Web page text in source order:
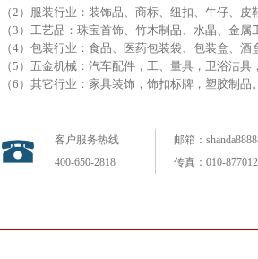
（2）服装行业：装饰品、商标、纽扣、牛仔、
（3）工艺品：珠宝首饰、竹木制品、水晶、金属
（4）包装行业：食品、医药包装袋、包装盒、酒
（5）五金机械：汽车配件，工、量具，卫浴洁具
（6）其它行业：家具装饰，饰扣标牌，塑胶制品。
我们郑重向您承诺：
◆免费为客户设计、排版、打样，直到满意为止。
◆保证价格公平合理。在同行中保持低价位。计
客户服务热线
400-650-2818
邮箱：
传真：010-